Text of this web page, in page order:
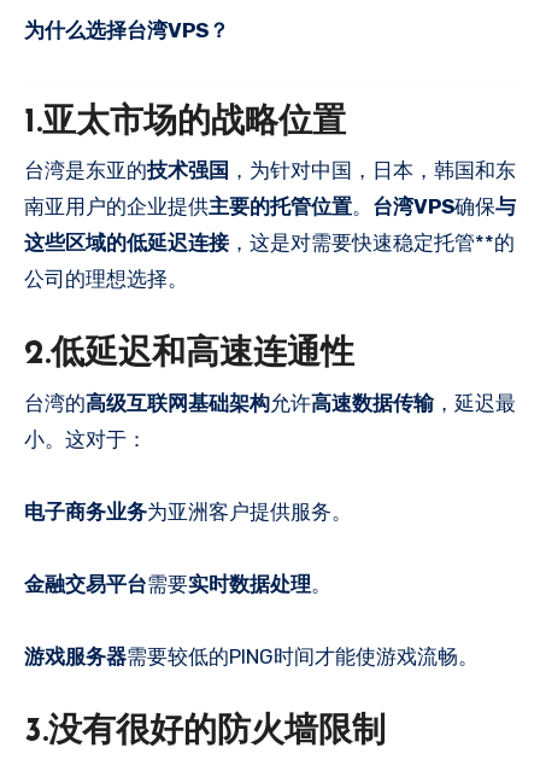
为什么选择台湾VPS？
1.亚太市场的战略位置
台湾是东亚的技术强国 ，为针对中国，日本，韩国和东
南亚用户的企业提供主要的托管位置。 台湾VPS确保与
这些区域的低延迟连接，这是对需要快速稳定托管**的
公司的理想选择。
2.低延迟和高速连通性
台湾的高级互联网基础架构允许高速数据传输，延迟最
小。这对于：
电子商务业务为亚洲客户提供服务。
金融交易平台需要实时数据处理。
游戏服务器需要较低的PING时间才能使游戏流畅。
3.没有很好的防火墙限制